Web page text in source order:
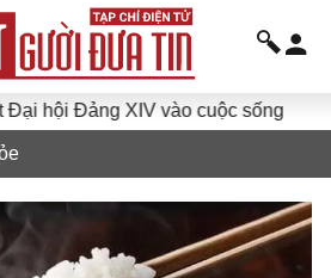
XIV vào cuộc sống Hướng